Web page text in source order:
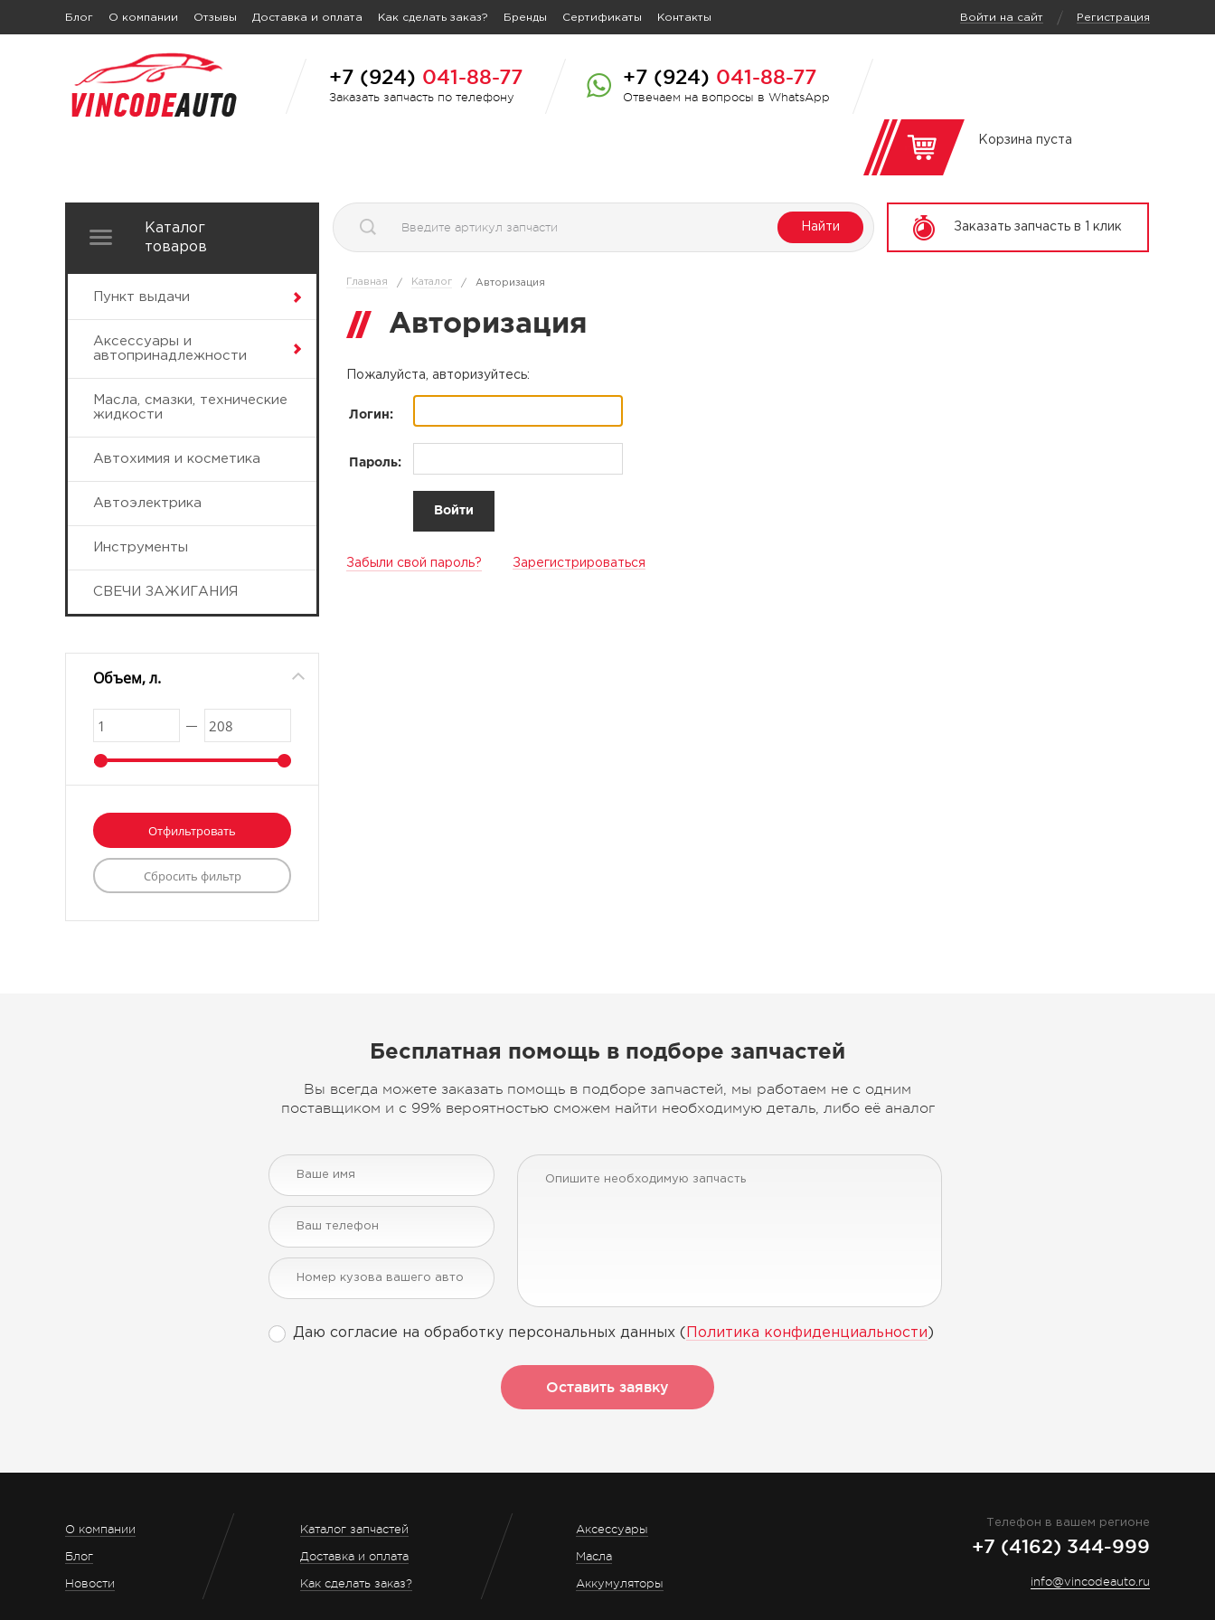
Блог О компании Отзывы Доставка и оплата Как сделать заказ? Бренды Сертификаты Контакты Войти на сайт / Регистрация
+7 (924) 041-88-77
Заказать запчасть по телефону
+7 (924) 041-88-77
Отвечаем на вопросы в WhatsApp
Корзина пуста
Каталог
товаров
Пункт выдачи
Аксессуары и
автопринадлежности
Масла, смазки, технические
жидкости
Автохимия и косметика
Автоэлектрика
Инструменты
СВЕЧИ ЗАЖИГАНИЯ
Объем, л.
Найти Заказать запчасть в 1 клик
Главная / Каталог / Авторизация
Авторизация
Пожалуйста, авторизуйтесь:
Логин:
Пароль:
Забыли свой пароль? Зарегистрироваться
Бесплатная помощь в подборе запчастей
Вы всегда можете заказать помощь в подборе запчастей, мы работаем не с одним
поставщиком и с 99% вероятностью сможем найти необходимую деталь, либо её аналог
Даю согласие на обработку персональных данных ( Политика конфиденциальности )
Оставить заявку
О компании
Блог
Новости
Каталог запчастей
Доставка и оплата
Как сделать заказ?
Аксессуары
Масла
Аккумуляторы
Телефон в вашем регионе
+7 (4162) 344-999
info@vincodeauto.ru